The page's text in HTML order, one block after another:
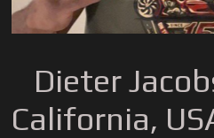
Dieter
California,